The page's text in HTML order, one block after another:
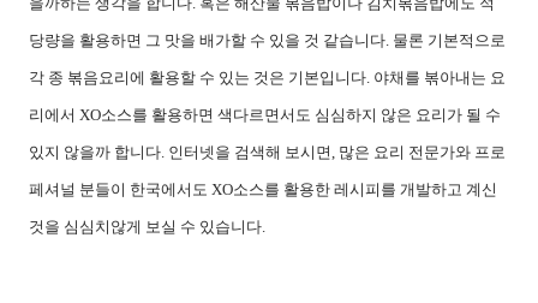
당량을 활용하면 그 맛을 배가할 수 있을 것 같습니다. 물론 기본적으로
각 종 볶음요리에 활용할 수 있는 것은 기본입니다. 야채를 볶아내는 요
리에서 XO소스를 활용하면 색다르면서도 심심하지 않은 요리가 될 수
있지 않을까 합니다. 인터넷을 검색해 보시면, 많은 요리 전문가와 프로
페셔널 분들이 한국에서도 XO소스를 활용한 레시피를 개발하고 계신
것을 심심치않게 보실 수 있습니다.